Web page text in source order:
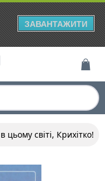
цьому світі, Крихітко!
ЗАВАНТАЖИТИ